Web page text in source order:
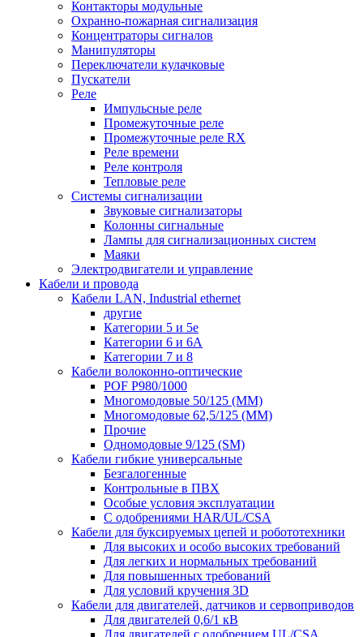
Контакторы модульные
Охранно-пожарная сигнализация
Концентраторы сигналов
Манипуляторы
Переключатели кулачковые
Пускатели
Реле
Импульсные реле
Промежуточные реле
Промежуточные реле RX
Реле времени
Реле контроля
Тепловые реле
Системы сигнализации
Звуковые сигнализаторы
Колонны сигнальные
Лампы для сигнализационных систем
Маяки
Электродвигатели и управление
Кабели и провода
Кабели LAN, Industrial ethernet
другие
Категории 5 и 5е
Категории 6 и 6A
Категории 7 и 8
Кабели волоконно-оптические
POF P980/1000
Многомодовые 50/125 (ММ)
Многомодовые 62,5/125 (ММ)
Прочие
Одномодовые 9/125 (SM)
Кабели гибкие универсальные
Безгалогенные
Контрольные в ПВХ
Особые условия эксплуатации
С одобрениями HAR/UL/CSA
Кабели для буксируемых цепей и робототехники
Для высоких и особо высоких требований
Для легких и нормальных требований
Для повышенных требований
Для условий кручения 3D
Кабели для двигателей, датчиков и сервоприводов
Для двигателей 0,6/1 кВ
Для двигателей с одобрением UL/CSA